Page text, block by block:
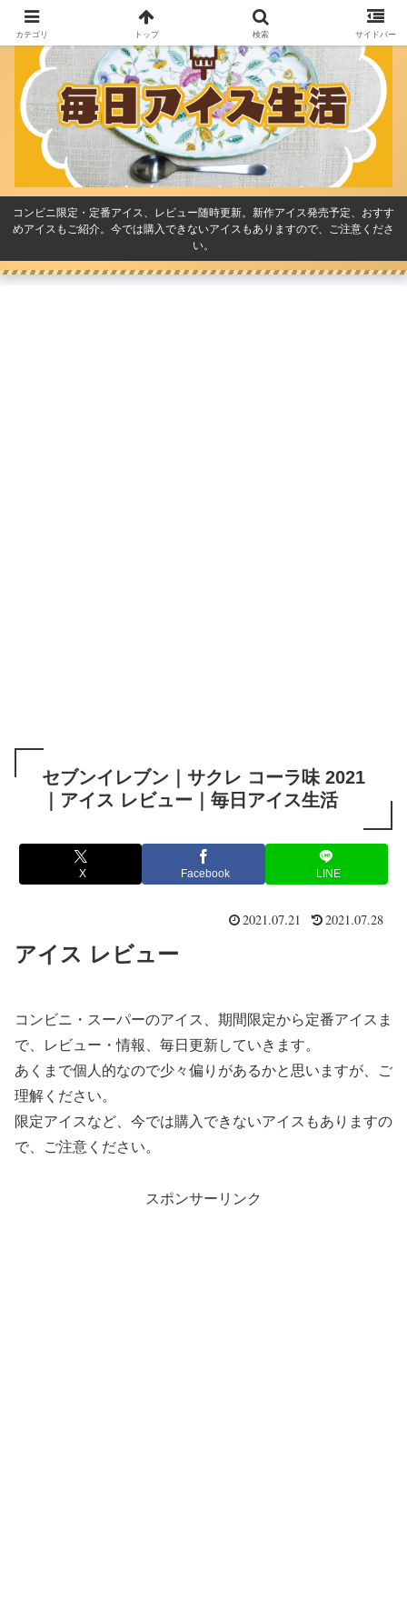
コンビニ限定・定番アイス、レビュー随時更新。新作アイス発売予定、おすす
めアイスもご紹介。今では購入できないアイスもありますので、ご注意くださ
い。
セブンイレブン｜サクレ コーラ味 2021
｜アイス レビュー｜毎日アイス生活
X Facebook LINE
2021.07.21 2021.07.28
アイス レビュー
コンビニ・スーパーのアイス、期間限定から定番アイスま
で、レビュー・情報、毎日更新していきます。
あくまで個人的なので少々偏りがあるかと思いますが、ご
理解ください。
限定アイスなど、今では購入できないアイスもありますの
で、ご注意ください。
スポンサーリンク
カテゴリ トップ 検索 サイドバー